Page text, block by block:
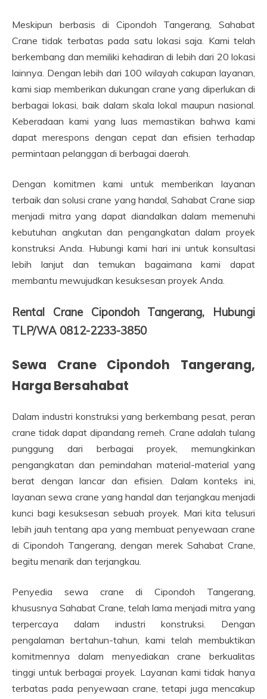
Meskipun berbasis di Cipondoh Tangerang, Sahabat
Crane tidak terbatas pada satu lokasi saja. Kami telah
berkembang dan memiliki kehadiran di lebih dari 20 lokasi
lainnya. Dengan lebih dari 100 wilayah cakupan layanan,
kami siap memberikan dukungan crane yang diperlukan di
berbagai lokasi, baik dalam skala lokal maupun nasional.
Keberadaan kami yang luas memastikan bahwa kami
dapat merespons dengan cepat dan efisien terhadap
permintaan pelanggan di berbagai daerah.
Dengan komitmen kami untuk memberikan layanan
terbaik dan solusi crane yang handal, Sahabat Crane siap
menjadi mitra yang dapat diandalkan dalam memenuhi
kebutuhan angkutan dan pengangkatan dalam proyek
konstruksi Anda. Hubungi kami hari ini untuk konsultasi
lebih lanjut dan temukan bagaimana kami dapat
membantu mewujudkan kesuksesan proyek Anda.
Rental Crane Cipondoh Tangerang, Hubungi
TLP/WA 0812-2233-3850
Sewa Crane Cipondoh Tangerang,
Harga Bersahabat
Dalam industri konstruksi yang berkembang pesat, peran
crane tidak dapat dipandang remeh. Crane adalah tulang
punggung dari berbagai proyek, memungkinkan
pengangkatan dan pemindahan material-material yang
berat dengan lancar dan efisien. Dalam konteks ini,
layanan sewa crane yang handal dan terjangkau menjadi
kunci bagi kesuksesan sebuah proyek. Mari kita telusuri
lebih jauh tentang apa yang membuat penyewaan crane
di Cipondoh Tangerang, dengan merek Sahabat Crane,
begitu menarik dan terjangkau.
Penyedia sewa crane di Cipondoh Tangerang,
khususnya Sahabat Crane, telah lama menjadi mitra yang
terpercaya dalam industri konstruksi. Dengan
pengalaman bertahun-tahun, kami telah membuktikan
komitmennya dalam menyediakan crane berkualitas
tinggi untuk berbagai proyek. Layanan kami tidak hanya
terbatas pada penyewaan crane, tetapi juga mencakup